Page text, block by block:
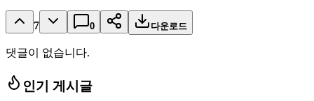
7 0 다운로드
댓글이 없습니다.
인기 게시글